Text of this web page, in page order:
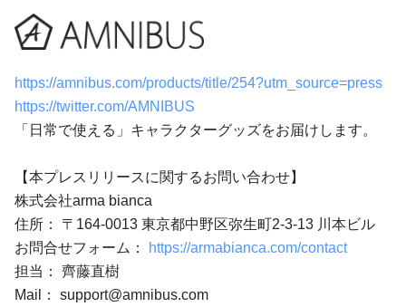
https://amnibus.com/products/title/254?utm_source=press
https://twitter.com/AMNIBUS
「日常で使える」キャラクターグッズをお届けします。
【本プレスリリースに関するお問い合わせ】
株式会社arma bianca
住所： 〒164-0013 東京都中野区弥生町2-3-13 川本ビル
お問合せフォーム：
https://armabianca.com/contact
担当： 齊藤直樹
Mail： support@amnibus.com